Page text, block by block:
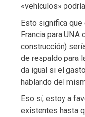
«vehículos»
Esto significa
Francia para UNA
construcción)
de respaldo para
da igual si el
hablando del
Eso sí, estoy a
existentes hasta